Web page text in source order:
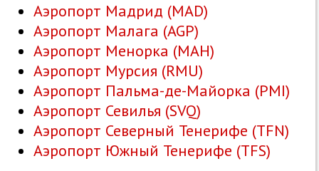
Аэропорт Мадрид (MAD)
Аэропорт Малага (AGP)
Аэропорт Менорка (MAH)
Аэропорт Мурсия (RMU)
Аэропорт Пальма-де-Майорка (PMI)
Аэропорт Севилья (SVQ)
Аэропорт Северный Тенерифе (TFN)
Аэропорт Южный Тенерифе (TFS)